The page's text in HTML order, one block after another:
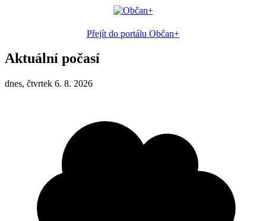
Přejít do portálu Občan+
Aktuální počasí
dnes, čtvrtek 6. 8. 2026